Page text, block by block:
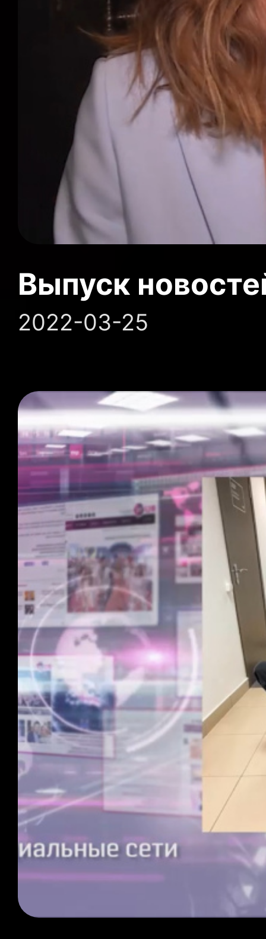
Выпуск
2022-03-25